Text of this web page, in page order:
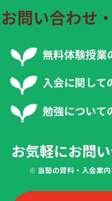
お問い合わせ
無料体験授業
入会に関して
勉強について
お気軽にお問
※ 当塾の資料・入会案